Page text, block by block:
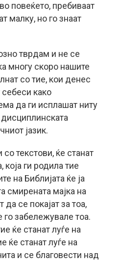
повеќето, пребиваат
малку, но го знаат
тврдам и не се
многу скоро нашите
со тие, кои денес
како
да ги исплашат ниту
дисциплинската
јазик.
со текстови, ќе станат
ги родила тие
на Библијата ќе ја
смирената мајка на
се покајат за тоа,
забележувале тоа.
ќе станат луѓе на
ќе станат луѓе на
и се благовести над